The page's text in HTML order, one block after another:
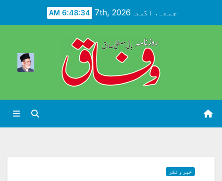
جمعہ. اگست 7th, 2026 6:48:36 AM
خبر و نظر